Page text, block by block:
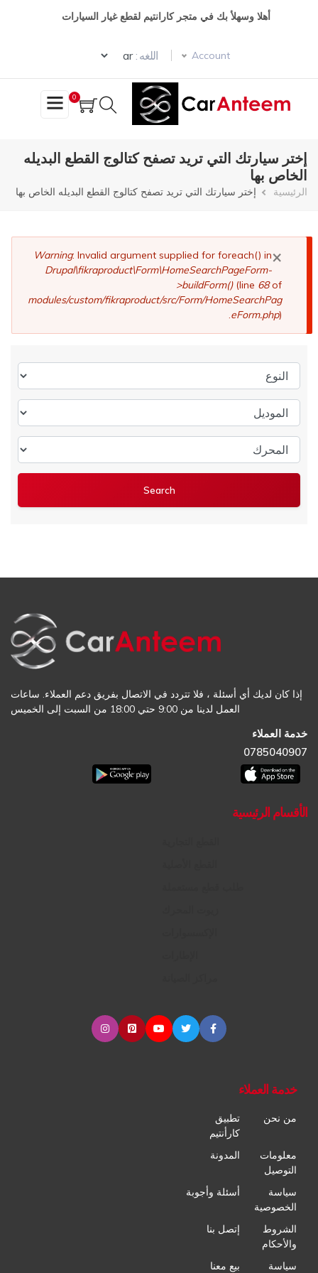
أهلا وسهلأ بك في متجر كارانتيم لقطع غيار السيارات
Account اللغه :
Select your language
0
إختر سيارتك التي تريد تصفح كتالوج القطع البديله
الخاص بها
مسار
الرئيسية إختر سيارتك التي تريد تصفح كتالوج القطع البديله الخاص بها
×
رسالة
الخطأ
Warning: Invalid argument supplied for foreach() in
Drupal\fikraproduct\Form\HomeSearchPageForm-
>buildForm()(line 68of
modules/custom/fikraproduct/src/Form/HomeSearchPag
eForm.php).
النوع
الموديل
المحرك
إذا كان لديك أي أسئلة ، فلا تتردد في الاتصال بفريق دعم العملاء. ساعات
العمل لدينا من 9:00 حتي 18:00 من السبت إلى الخميس
خدمة العملاء
0785040907
الأقسام الرئيسية
خدمة العملاء
من نحن
تطبيق
كارأنتيم
معلومات
التوصيل
المدونة
سياسة
الخصوصية
أسئلة وأجوبة
الشروط
والأحكام
إتصل بنا
سياسة بيع معنا